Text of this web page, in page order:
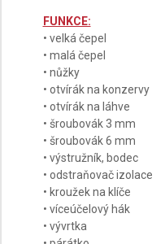
FUNKCE:
• velká čepel
• malá čepel
• nůžky
• otvírák na konzervy
• otvírák na láhve
• šroubovák 3 mm
• šroubovák 6 mm
• výstružník, bodec
• odstraňovač izolace
• kroužek na klíče
• víceúčelový hák
• vývrtka